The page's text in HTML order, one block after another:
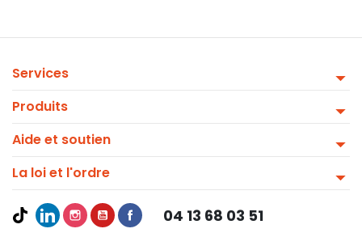
Services
Produits
Aide et soutien
La loi et l'ordre
04 13 68 03 51